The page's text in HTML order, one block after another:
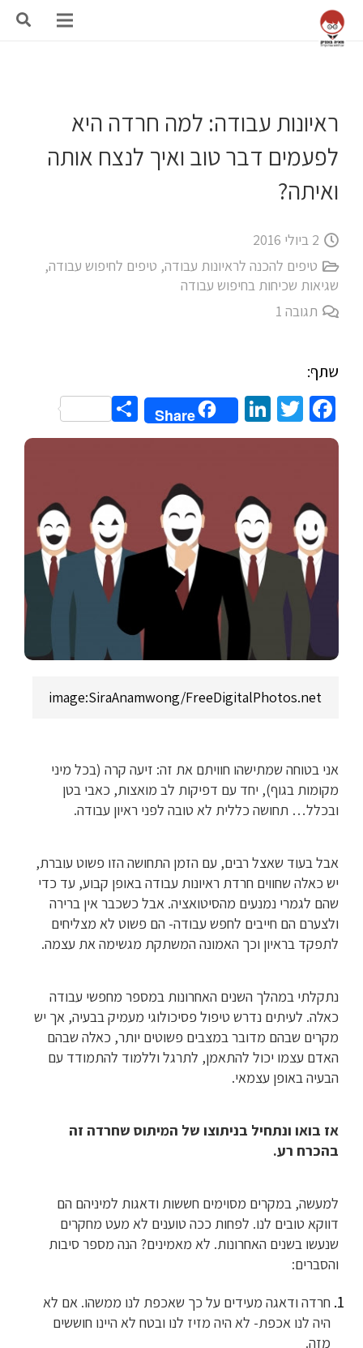
ראיונות עבודה: למה חרדה היא
לפעמים דבר טוב ואיך לנצח אותה
ואיתה?
2 ביולי 2016
טיפים להכנה לראיונות עבודה, טיפים לחיפוש עבודה,
שגיאות שכיחות בחיפוש עבודה
תגובה
שתף:
Facebook
Twitter
LinkedIn
Share
Share
image:SiraAnamwong/FreeDigitalPhotos.net
אני בטוחה שמתישהו חוויתם את זה: זיעה קרה (בכל מיני
מקומות בגוף), יחד עם דפיקות לב מואצות, כאבי בטן
ובכלל… תחושה כללית לא טובה לפני ראיון עבודה.
אבל בעוד שאצל רבים, עם הזמן התחושה הזו פשוט עוברת,
יש כאלה שחווים חרדת ראיונות עבודה באופן קבוע, עד כדי
שהם לגמרי נמנעים מהסיטואציה. אבל כשכבר אין ברירה
ולצערם הם חייבים לחפש עבודה- הם פשוט לא מצליחים
לתפקד בראיון וכך האמונה המשתקת מגשימה את עצמה.
נתקלתי במהלך השנים האחרונות במספר מחפשי עבודה
כאלה. לעיתים נדרש טיפול פסיכולוגי מעמיק בבעיה, אך יש
מקרים שבהם מדובר במצבים פשוטים יותר, כאלה שבהם
האדם עצמו יכול להתאמן, לתרגל וללמוד להתמודד עם
הבעיה באופן עצמאי.
אז בואו ונתחיל בניתוצו של המיתוס שחרדה זה
בהכרח רע.
למעשה, במקרים מסוימים חששות ודאגות למיניהם הם
דווקא טובים לנו. לפחות ככה טוענים לא מעט מחקרים
שנעשו בשנים האחרונות. לא מאמינים? הנה מספר סיבות
והסברים:
חרדה ודאגה מעידים על כך שאכפת לנו ממשהו. אם לא
היה לנו אכפת- לא היה מזיז לנו ובטח לא היינו חוששים
מזה.